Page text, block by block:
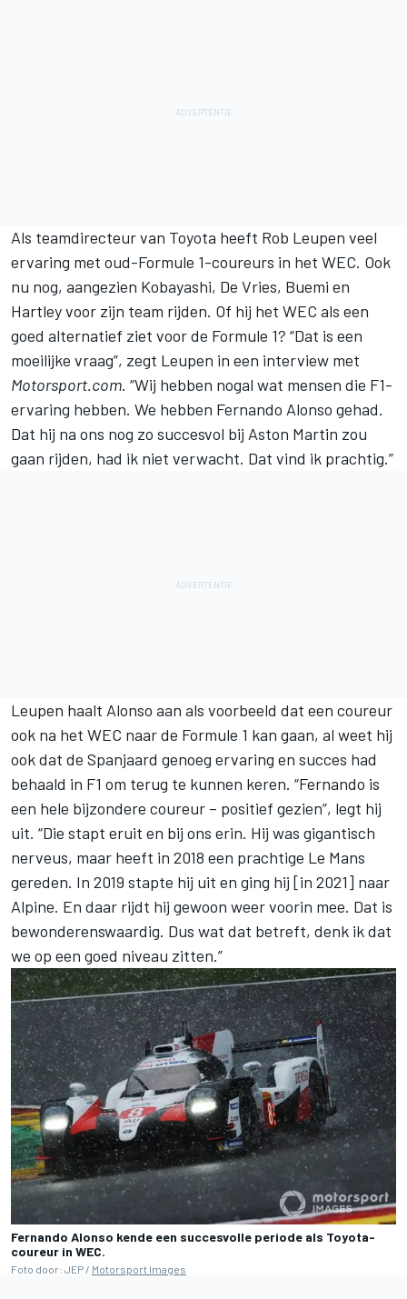
Als teamdirecteur van Toyota heeft Rob Leupen veel
ervaring met oud-Formule 1-coureurs in het WEC. Ook
nu nog, aangezien Kobayashi, De Vries, Buemi en
Hartley voor zijn team rijden. Of hij het WEC als een
goed alternatief ziet voor de Formule 1? “Dat is een
moeilijke vraag”, zegt Leupen in een interview met
Motorsport.com. “Wij hebben nogal wat mensen die F1-
ervaring hebben. We hebben Fernando Alonso gehad.
Dat hij na ons nog zo succesvol bij Aston Martin zou
gaan rijden, had ik niet verwacht. Dat vind ik prachtig.”
Leupen haalt Alonso aan als voorbeeld dat een coureur
ook na het WEC naar de Formule 1 kan gaan, al weet hij
ook dat de Spanjaard genoeg ervaring en succes had
behaald in F1 om terug te kunnen keren. “Fernando is
een hele bijzondere coureur – positief gezien”, legt hij
uit. “Die stapt eruit en bij ons erin. Hij was gigantisch
nerveus, maar heeft in 2018 een prachtige Le Mans
gereden. In 2019 stapte hij uit en ging hij [in 2021] naar
Alpine. En daar rijdt hij gewoon weer voorin mee. Dat is
bewonderenswaardig. Dus wat dat betreft, denk ik dat
we op een goed niveau zitten.”
Fernando Alonso kende een succesvolle periode als Toyota-
coureur in WEC.
Foto door: JEP / Motorsport Images